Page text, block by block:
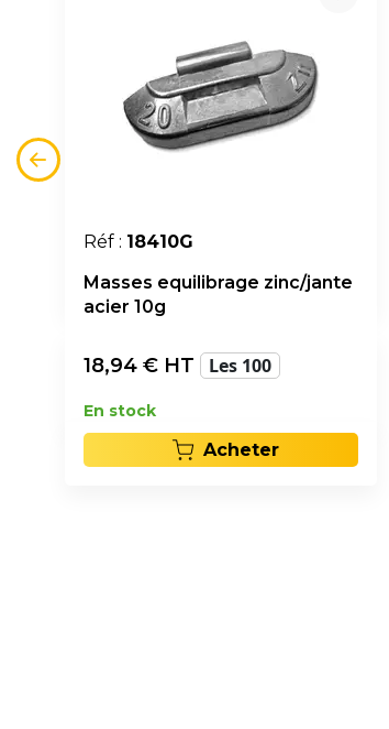
Réf : 18410G
Masses equilibrage zinc/jante
acier 10g
18,94 € HT Les 100
En stock
Acheter